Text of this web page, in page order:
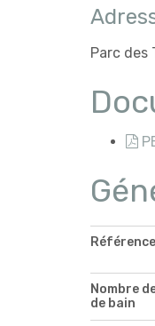
Parc des
Référence
Nombre
de bain